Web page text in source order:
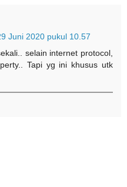
Juni 2020 pukul 10.57
selain internet protocol,
Tapi yg ini khusus utk